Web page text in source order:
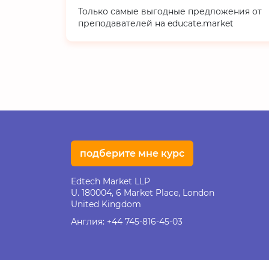
Только самые выгодные предложения от
преподавателей на educate.market
подберите мне курс
Edtech Market LLP
U. 180004, 6 Market Place, London
United Kingdom
Англия: +44 745-816-45-03